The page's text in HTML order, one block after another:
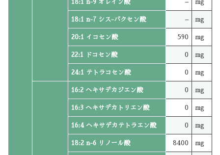
18:1 n-9 オレイン酸 – mg
18:1 n-7 シス-バクセン酸 – mg
20:1 イコセン酸 590 mg
22:1 ドコセン酸 0 mg
24:1 テトラコセン酸 0 mg
16:2 ヘキサデカジエン酸 0 mg
16:3 ヘキサデカトリエン酸 0 mg
16:4 ヘキサデカテトラエン酸 0 mg
18:2 n-6 リノール酸 8400 mg